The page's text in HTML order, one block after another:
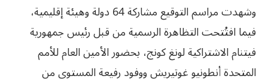
وشهدت مراسم التوقيع مشاركة 64 دولة وهيئة إقليمية،
فيما افتُتحت التظاهرة الرسمية من قبل رئيس جمهورية
فيتنام الاشتراكية لونغ كونج، بحضور الأمين العام للأمم
المتحدة أنطونيو غوتيريش ووفود رفيعة المستوى من